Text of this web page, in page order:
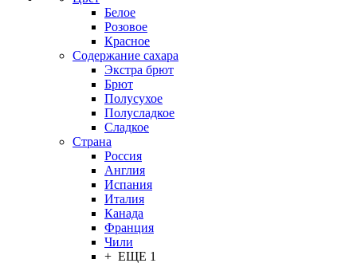
Белое
Розовое
Красное
Содержание сахара
Экстра брют
Брют
Полусухое
Полусладкое
Сладкое
Страна
Россия
Англия
Испания
Италия
Канада
Франция
Чили
+ ЕЩЕ 1